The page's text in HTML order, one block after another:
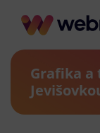
Grafika a